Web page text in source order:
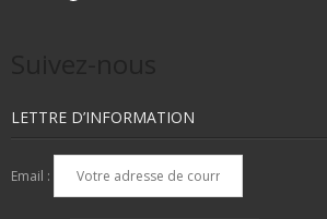
LETTRE D’INFORMATION
Email :